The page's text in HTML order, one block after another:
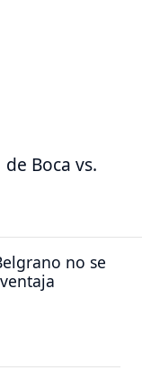
Boca vs.
no se